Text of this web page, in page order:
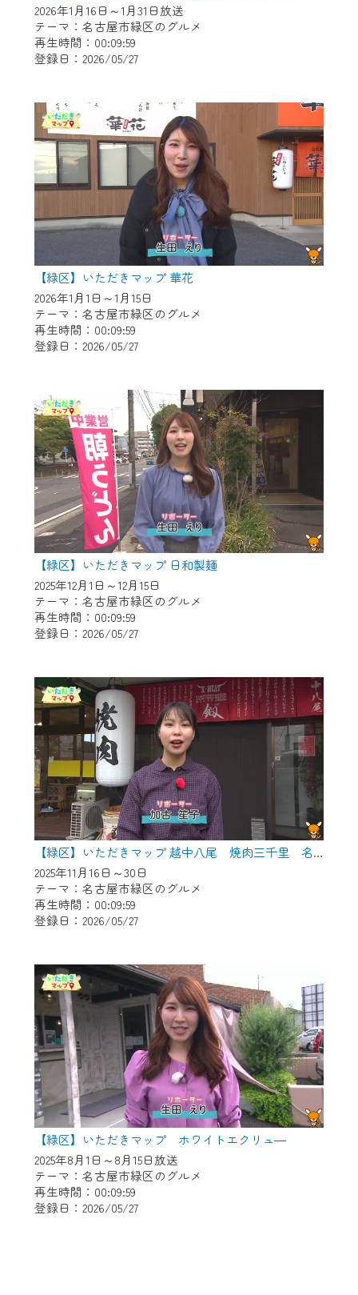
2026年1月16日～1月31日放送
テーマ：名古屋市緑区のグルメ
再生時間：00:09:59
登録日：2026/05/27
【緑区】いただきマップ 華花
2026年1月1日～1月15日
テーマ：名古屋市緑区のグルメ
再生時間：00:09:59
登録日：2026/05/27
【緑区】いただきマップ 日和製麺
2025年12月1日～12月15日
テーマ：名古屋市緑区のグルメ
再生時間：00:09:59
登録日：2026/05/27
【緑区】いただきマップ 越中八尾 焼肉三千里 名古屋店
2025年11月16日～30日
テーマ：名古屋市緑区のグルメ
再生時間：00:09:59
登録日：2026/05/27
【緑区】いただきマップ ホワイトエクリュ―
2025年8月1日～8月15日放送
テーマ：名古屋市緑区のグルメ
再生時間：00:09:59
登録日：2026/05/27